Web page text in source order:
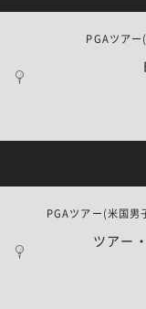
PGAツア
ツアー
PGAツアー(米国